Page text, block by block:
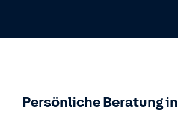
Persönliche Beratung in